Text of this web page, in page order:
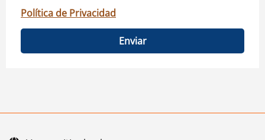
Política de Privacidad
Enviar